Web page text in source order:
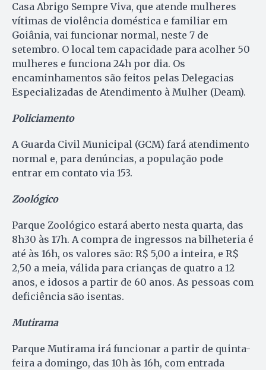
Casa Abrigo Sempre Viva, que atende mulheres
vítimas de violência doméstica e familiar em
Goiânia, vai funcionar normal, neste 7 de
setembro. O local tem capacidade para acolher 50
mulheres e funciona 24h por dia. Os
encaminhamentos são feitos pelas Delegacias
Especializadas de Atendimento à Mulher (Deam).
Policiamento
A Guarda Civil Municipal (GCM) fará atendimento
normal e, para denúncias, a população pode
entrar em contato via 153.
Zoológico
Parque Zoológico estará aberto nesta quarta, das
8h30 às 17h. A compra de ingressos na bilheteria é
até às 16h, os valores são: R$ 5,00 a inteira, e R$
2,50 a meia, válida para crianças de quatro a 12
anos, e idosos a partir de 60 anos. As pessoas com
deficiência são isentas.
Mutirama
Parque Mutirama irá funcionar a partir de quinta-
feira a domingo, das 10h às 16h, com entrada